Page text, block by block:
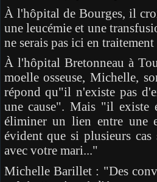
À l'hôpital de Bourges, il
une leucémie et une
ne serais pas ici en
À l'hôpital Bretonneau à
moelle osseuse, Michelle,
répond qu"il n'existe pas
une cause". Mais "il existe
éliminer un lien entre une
évident que si plusieurs cas
avec votre mari..."
Michelle Barillet : "Des